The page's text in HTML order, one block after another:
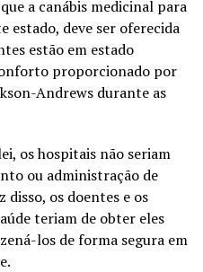
a canábis medicinal para
estado, deve ser oferecida
estão em estado
proporcionado por
Andrews durante as
os hospitais não seriam
ou administração de
disso, os doentes e os
teriam de obter eles
los de forma segura em